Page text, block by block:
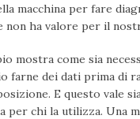
macchina per fare
non ha valore per il
mostra come sia
farne dei dati prima di
E questo vale
per chi la utilizza. Una